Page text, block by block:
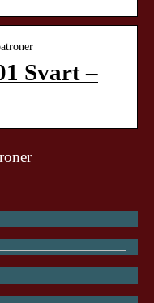
Svart –